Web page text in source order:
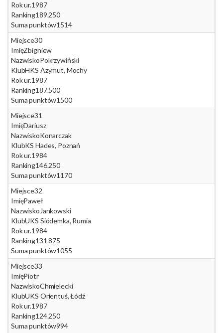
Rok ur.1987
Ranking189.250
Suma punktów1514
Miejsce30
ImięZbigniew
NazwiskoPokrzywiński
KlubHKS Azymut, Mochy
Rok ur.1987
Ranking187.500
Suma punktów1500
Miejsce31
ImięDariusz
NazwiskoKonarczak
KlubKS Hades, Poznań
Rok ur.1984
Ranking146.250
Suma punktów1170
Miejsce32
ImięPaweł
Nazwisko Jankowski
KlubUKS Siódemka, Rumia
Rok ur.1984
Ranking131.875
Suma punktów1055
Miejsce33
ImięPiotr
NazwiskoChmielecki
KlubUKS Orientuś, Łódź
Rok ur.1987
Ranking124.250
Suma punktów994